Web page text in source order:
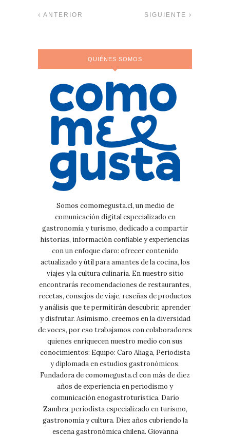
ANTERIOR SIGUIENTE
QUIÉNES SOMOS
Somos comomegusta.cl, un medio de
comunicación digital especializado en
gastronomía y turismo, dedicado a compartir
historias, información confiable y experiencias
con un enfoque claro: ofrecer contenido
actualizado y útil para amantes de la cocina, los
viajes y la cultura culinaria. En nuestro sitio
encontrarás recomendaciones de restaurantes,
recetas, consejos de viaje, reseñas de productos
y análisis que te permitirán descubrir, aprender
y disfrutar. Asimismo, creemos en la diversidad
de voces, por eso trabajamos con colaboradores
quienes enriquecen nuestro medio con sus
conocimientos: Equipo: Caro Aliaga, Periodista
y diplomada en estudios gastronómicos.
Fundadora de comomegusta.cl con más de diez
años de experiencia en periodismo y
comunicación enogastroturística. Darío
Zambra, periodista especializado en turismo,
gastronomía y cultura. Diez años cubriendo la
escena gastronómica chilena. Giovanna